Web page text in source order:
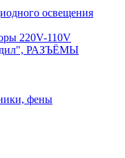
освещения
220V-110V
РАЗЪЁМЫ
фены